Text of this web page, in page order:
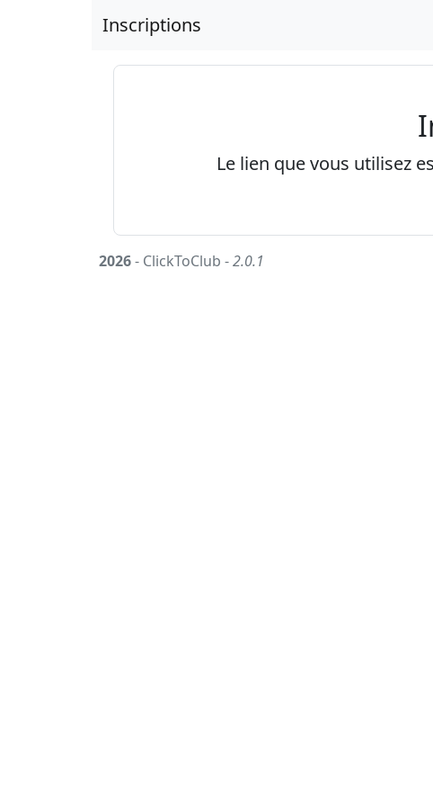
Inscriptions
Le lien que vous utilisez
2026- ClickToClub -2.0.1